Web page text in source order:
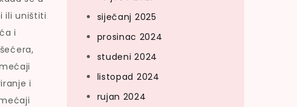
ili uništiti
i
i
siječanj 2025
prosinac 2024
studeni 2024
listopad 2024
rujan 2024